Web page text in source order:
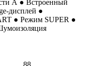
А ● Встроенный
дисплей ●
● Режим SUPER ●
88